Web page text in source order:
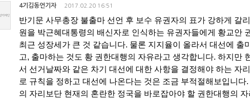
4기김동언기자 2017.02.20 16:51
반기문 사무총장 불출마 선언 후 보수 유권자의 표가 강하게 갈
원을 박근혜대통령의 배신자로 인식하는 유권자들에게 황교안
최근 성장세가 큰 것 같습니다. 물론 지지율이 올라서 대선에 출
고, 출마하는 것도 황 권한대행의 자유라고 생각합니다. 하지만
서 선거날짜와 같은 차기 대선에 대한 사항을 결정해야 하는 자
로 규칙을 정하고 대선에 나온다는 것은 조금 부적절해보입니다
의 자리보단 현재의 혼란한 정국을 바로잡아야 할 권한대행의